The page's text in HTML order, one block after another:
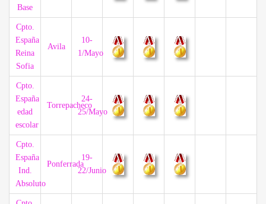
Base
Cpto.
España
Reina
Sofia
Avila
10-
1/Mayo
Cpto.
España
edad
escolar
Torrepacheco
24-
25/Mayo
Cpto.
España
Ind.
Absoluto
Ponferrada
19-
22/Junio